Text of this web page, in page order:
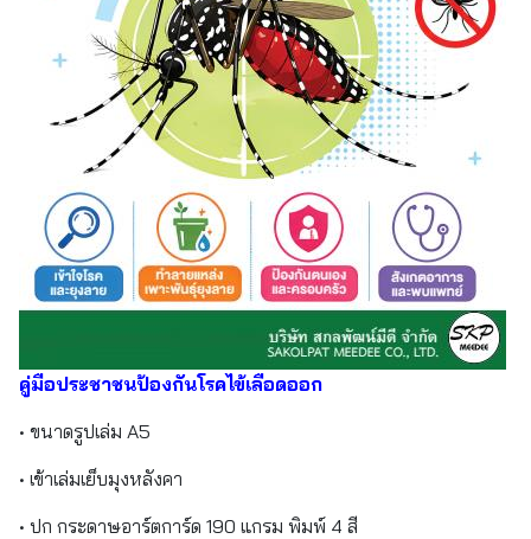
คู่มือประชาชนป้องกันโรคไข้เลือดออก
• ขนาดรูปเล่ม A5
• เข้าเล่มเย็บมุงหลังคา
• ปก กระดาษอาร์ตการ์ด 190 แกรม พิมพ์ 4 สี